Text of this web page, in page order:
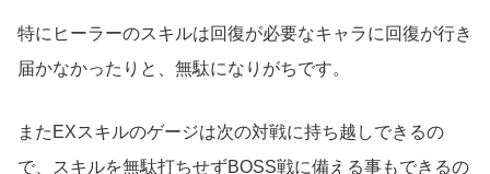
特にヒーラーのスキルは回復が必要なキャラに回復が行き
届かなかったりと、無駄になりがちです。
またEXスキルのゲージは次の対戦に持ち越しできるの
で、スキルを無駄打ちせずBOSS戦に備える事もできるの